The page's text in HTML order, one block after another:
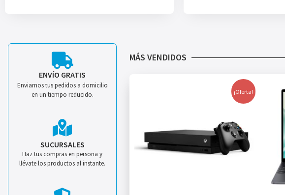
ENVÍO GRATIS
Enviamos tus pedidos a domicilio
en un tiempo reducido.
SUCURSALES
Haz tus compras en persona y
llévate los productos al instante.
MÁS VENDIDOS
¡Oferta!